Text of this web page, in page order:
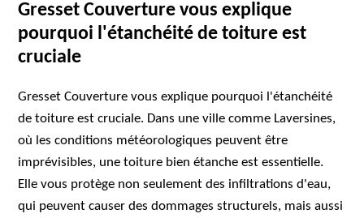
Gresset Couverture vous explique
pourquoi l'étanchéité de toiture est
cruciale
Gresset Couverture vous explique pourquoi l'étanchéité
de toiture est cruciale. Dans une ville comme Laversines,
où les conditions météorologiques peuvent être
imprévisibles, une toiture bien étanche est essentielle.
Elle vous protège non seulement des infiltrations d'eau,
qui peuvent causer des dommages structurels, mais aussi